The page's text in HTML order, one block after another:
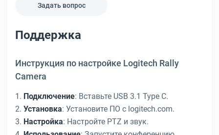
Задать вопрос
Поддержка
Инструкция по настройке Logitech Rally
Camera
1. Подключение: Вставьте USB 3.1 Type C.
2. Установка: Установите ПО с logitech.com.
3. Настройка: Настройте PTZ и звук.